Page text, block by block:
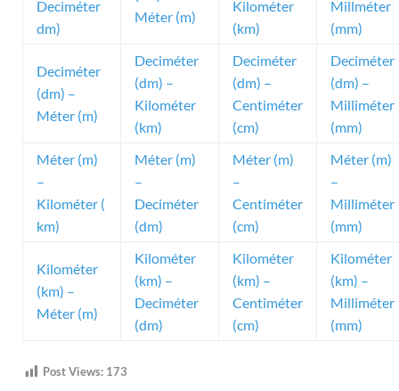
Deciméter
dm)
Méter (m)
Kilométer
(km)
Millméter
(mm)
Deciméter
(dm) –
Méter (m)
Deciméter
(dm) –
Kilométer
(km)
Deciméter
(dm) –
Centiméter
(cm)
Deciméter
(dm) –
Milliméter
(mm)
Méter (m)
–
Kilométer (
km)
Méter (m)
–
Deciméter
(dm)
Méter (m)
–
Centiméter
(cm)
Méter (m)
–
Milliméter
(mm)
Kilométer
(km) –
Méter (m)
Kilométer
(km) –
Deciméter
(dm)
Kilométer
(km) –
Centiméter
(cm)
Kilométer
(km) –
Milliméter
(mm)
Post Views: 173